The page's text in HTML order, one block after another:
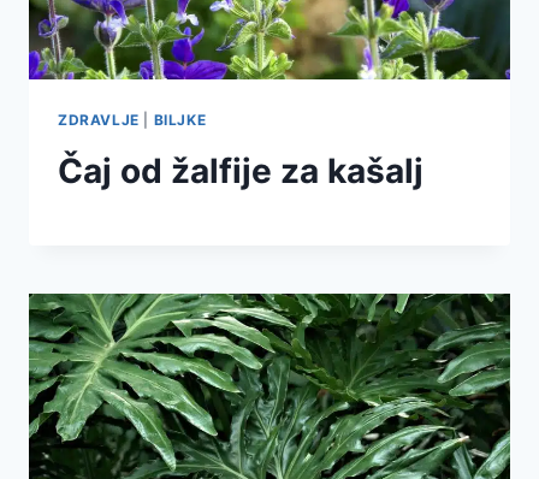
ZDRAVLJE BILJKE
Čaj od žalfije za kašalj